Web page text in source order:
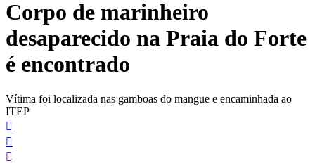
conteúdo
Corpo de marinheiro
desaparecido na Praia do Forte
é encontrado
Vítima foi localizada nas gamboas do mangue e encaminhada ao
ITEP